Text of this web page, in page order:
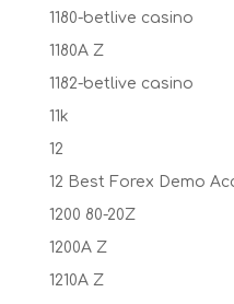
1180-betlive casino
1180A Z
1182-betlive casino
11k
12
12 Best Forex Demo
1200 80-20Z
1200A Z
1210A Z